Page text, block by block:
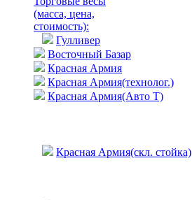
(масса, цена,
стоимость):
Гулливер
Восточный Базар
Красная Армия
Красная Армия(технолог.)
Красная Армия(Авто Т)
Красная Армия(скл. стойка)